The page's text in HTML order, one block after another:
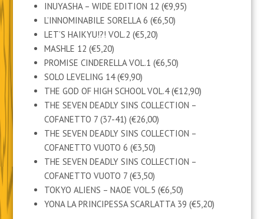
INUYASHA – WIDE EDITION 12 (€9,95)
L’INNOMINABILE SORELLA 6 (€6,50)
LET’S HAIKYU!?! VOL.2 (€5,20)
MASHLE 12 (€5,20)
PROMISE CINDERELLA VOL.1 (€6,50)
SOLO LEVELING 14 (€9,90)
THE GOD OF HIGH SCHOOL VOL.4 (€12,90)
THE SEVEN DEADLY SINS COLLECTION –
COFANETTO 7 (37-41) (€26,00)
THE SEVEN DEADLY SINS COLLECTION –
COFANETTO VUOTO 6 (€3,50)
THE SEVEN DEADLY SINS COLLECTION –
COFANETTO VUOTO 7 (€3,50)
TOKYO ALIENS – NAOE VOL.5 (€6,50)
YONA LA PRINCIPESSA SCARLATTA 39 (€5,20)